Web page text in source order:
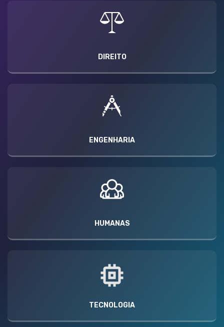
DIREITO
ENGENHARIA
HUMANAS
TECNOLOGIA